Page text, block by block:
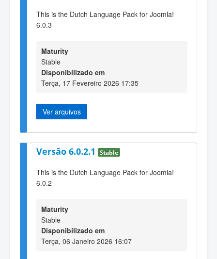
This is the Dutch Language Pack for Joomla!
6.0.3
Maturity
Stable
Disponibilizado em
Terça, 17 Fevereiro 2026 17:35
Ver arquivos
Versão 6.0.2.1 Stable
This is the Dutch Language Pack for Joomla!
6.0.2
Maturity
Stable
Disponibilizado em
Terça, 06 Janeiro 2026 16:07